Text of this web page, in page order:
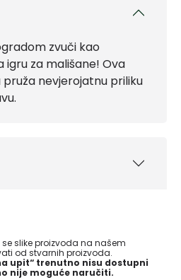
zvuči kao
za mališane! Ova
nevjerojatnu priliku
slike proizvoda na našem
od stvarnih proizvoda.
upit“ trenutno nisu dostupni
nije moguće naručiti.